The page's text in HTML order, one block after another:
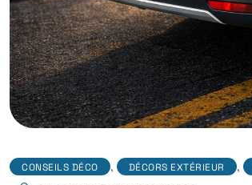
CONSEILS DÉCO , DÉCORS EXTÉRIEUR ,